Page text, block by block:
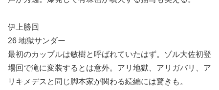
伊上勝回
26 地獄サンダー
最初のカップルは敏樹と呼ばれていたはず。ゾル大佐初登
場回で滝に変装するとは意外。アリ地獄、アリガバリ、ア
リキメデスと同じ脚本家が関わる続編には驚きも。